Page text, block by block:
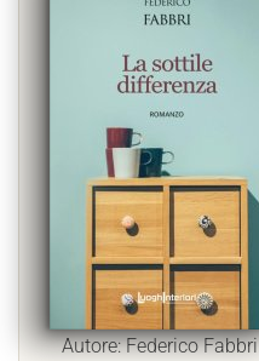
Autore: Federico Fabbri